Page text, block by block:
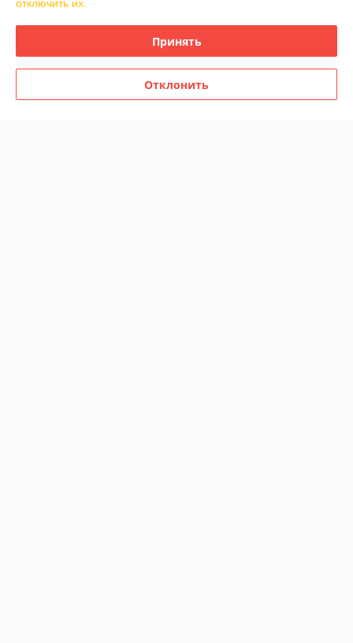
Сделка подтверждена через корзину
04.01.2021
Леонид
отключить их.
Принять
Отклонить